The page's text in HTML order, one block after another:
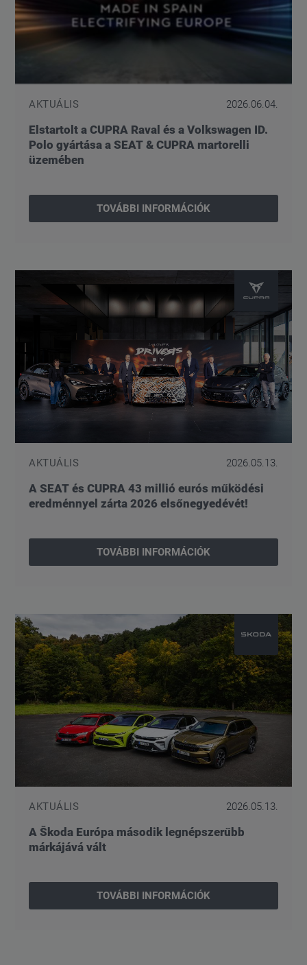
AKTUÁLIS 2026.06.04.
Elstartolt a CUPRA Raval és a Volkswagen ID.
Polo gyártása a SEAT & CUPRA martorelli
üzemében
TOVÁBBI INFORMÁCIÓK
AKTUÁLIS 2026.05.13.
A SEAT és CUPRA 43 millió eurós működési
eredménnyel zárta 2026 elsőnegyedévét!
TOVÁBBI INFORMÁCIÓK
AKTUÁLIS 2026.05.13.
A Škoda Európa második legnépszerűbb
márkájává vált
TOVÁBBI INFORMÁCIÓK